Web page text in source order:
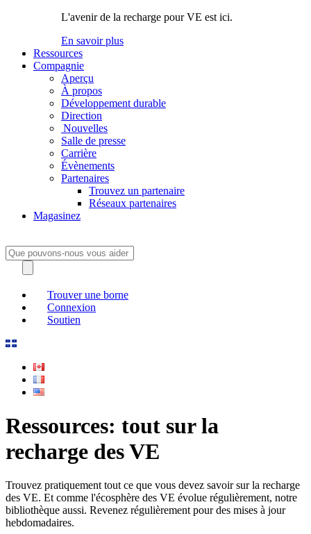
L'avenir de la recharge pour VE est ici.
En savoir plus
Ressources
Compagnie
Aperçu
À propos
Développement durable
Direction
Nouvelles
Salle de presse
Carrière
Évènements
Partenaires
Trouvez un partenaire
Réseaux partenaires
Magasinez
Trouver une borne
Connexion
Soutien
Ressources: tout sur la
recharge des VE
Trouvez pratiquement tout ce que vous devez savoir sur la recharge
des VE. Et comme l'écosphère des VE évolue régulièrement, notre
bibliothèque aussi. Revenez régulièrement pour des mises à jour
hebdomadaires.